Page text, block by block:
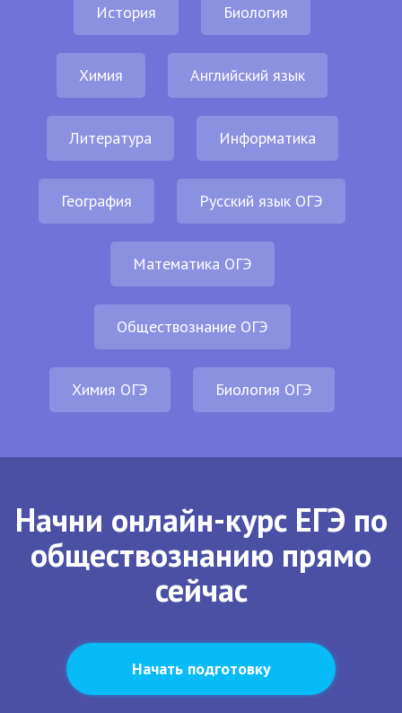
История Биология
Химия Английский язык
Литература Информатика
География Русский язык ОГЭ
Математика ОГЭ
Обществознание ОГЭ
Химия ОГЭ Биология ОГЭ
Начни онлайн-курс ЕГЭ по
обществознанию прямо
сейчас
Начать подготовку